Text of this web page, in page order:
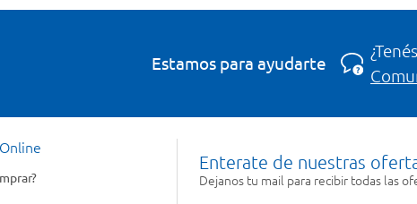
Estamos para ayudarte
Enterate de nuestras
Dejanos tu mail para recibir todas las